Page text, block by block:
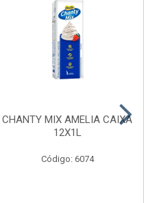
CHANTY MIX AMELIA CAIXA
12X1L
Código: 6074